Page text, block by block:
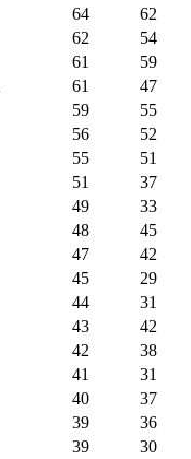
64
62
62
54
61
59
61
47
59
55
56
52
55
51
51
37
49
33
48
45
47
42
45
29
44
31
43
42
42
38
41
31
40
37
39
36
39
30